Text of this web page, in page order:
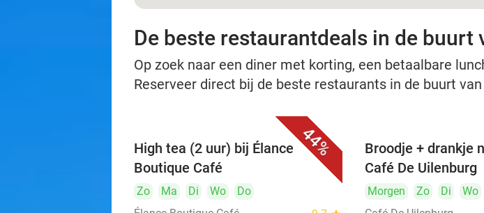
De beste restaurantdeals in de buurt
Op zoek naar een diner met korting, een betaalbare
Reserveer direct bij de beste restaurants in de buurt
44%
High tea (2 uur) bij Élance
Boutique Café
Zo Ma Di Wo
Do
Broodje + drankje
Café De Uilenburg
Morgen Zo Di Wo